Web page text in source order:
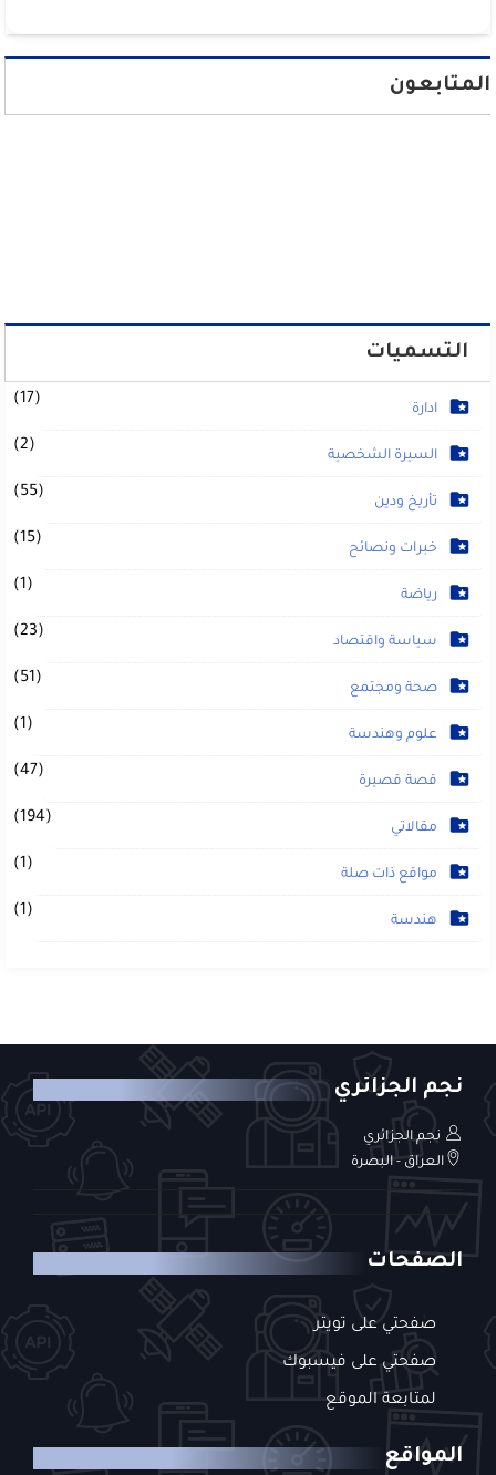
المتابعون
التسميات
ادارة
(17)
السيرة الشخصية
(2)
تأريخ ودين
(55)
خبرات ونصائح
(15)
رياضة
(1)
سياسة واقتصاد
(23)
صحة ومجتمع
(51)
علوم وهندسة
(1)
قصة قصيرة
(47)
مقالاتي
(194)
مواقع ذات صلة
(1)
هندسة
(1)
نجم الجزائري
نجم الجزائري
العراق - البصرة
الصفحات
صفحتي على تويتر
صفحتي على فيسبوك
لمتابعة الموقع
المواقع